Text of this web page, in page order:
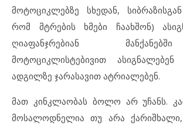
მოტოციკლებზე სხედან,
რომ მტრების ხმები ჩაახშონ)
ღიაფანჯრებიან
მოტოციკლისტებივით
ადგილზე ჯარასავით ატრიალებენ.
მათ კინკლაობას ბოლო არ უჩანს.
მოსალოდნელია თუ არა